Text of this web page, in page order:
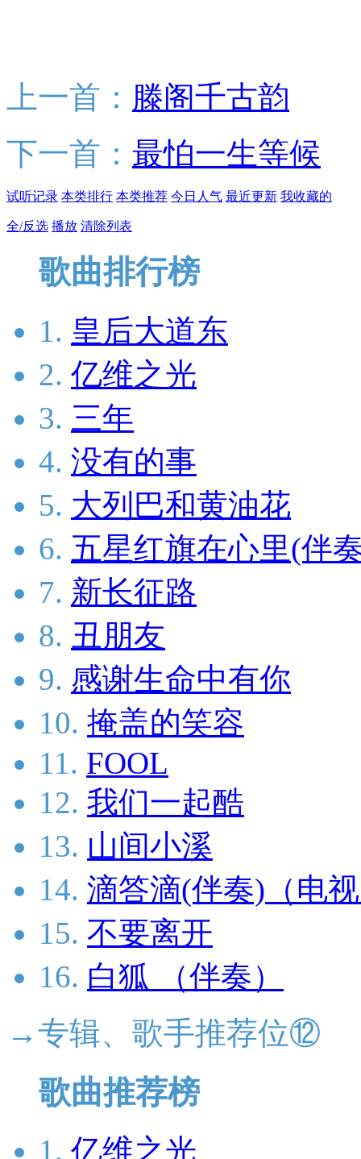
上一首： 滕阁千古韵
下一首： 最怕一生等候
试听记录 本类排行 本类推荐 今日人气 最近更新 我收藏的
全/反选 播放 清除列表
歌曲排行榜
1. 皇后大道东
2. 亿维之光
3. 三年
4. 没有的事
5. 大列巴和黄油花
6. 五星红旗在心里(伴
7. 新长征路
8. 丑朋友
9. 感谢生命中有你
10. 掩盖的笑容
11. FOOL
12. 我们一起酷
13. 山间小溪
14. 滴答滴(伴奏)（电
15. 不要离开
16. 白狐 （伴奏）
→专辑、歌手推荐位⑫
歌曲推荐榜
1. 亿维之光